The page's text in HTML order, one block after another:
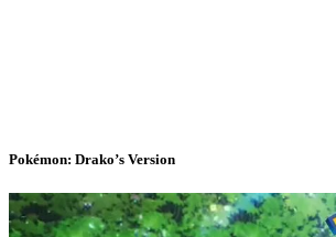
Pokémon: Drako’s Version